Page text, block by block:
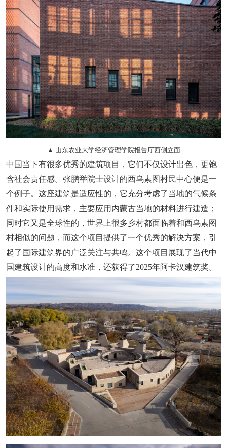
▲ 山东农业大学经济管理学院报告厅西侧立面
中国当下有很多优秀的建筑项目，它们不仅设计出色，更饱
含社会责任感。张鹏举院士设计的西乌素图村民中心便是一
个例子。这座建筑是适应性的，它充分考虑了当地的气候条
件和实际使用需求，主要应用内蒙古当地的材料进行建造；
同时它又是全球性的，世界上很多乡村都面临着和西乌素图
村相似的问题，而这个项目提供了一个优秀的解决方案，引
起了国际建筑界的广泛关注与共鸣。这个项目展现了当代中
国建筑设计的高度和水准，还获得了2025年阿卡汉建筑奖。